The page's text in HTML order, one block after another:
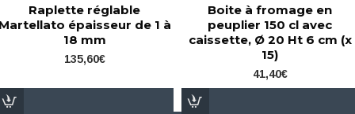
Raplette réglable
épaisseur de 1 à
18 mm
135,60€
Boite à fromage en
peuplier 150 cl avec
caissette, Ø 20 Ht 6 cm (x
15)
41,40€